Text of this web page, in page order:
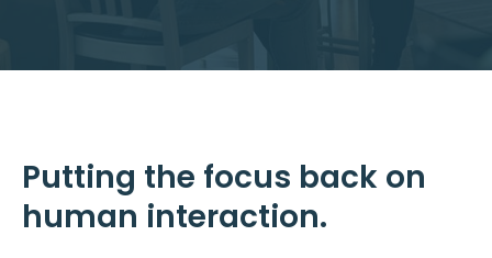
Putting the focus back on
human interaction.